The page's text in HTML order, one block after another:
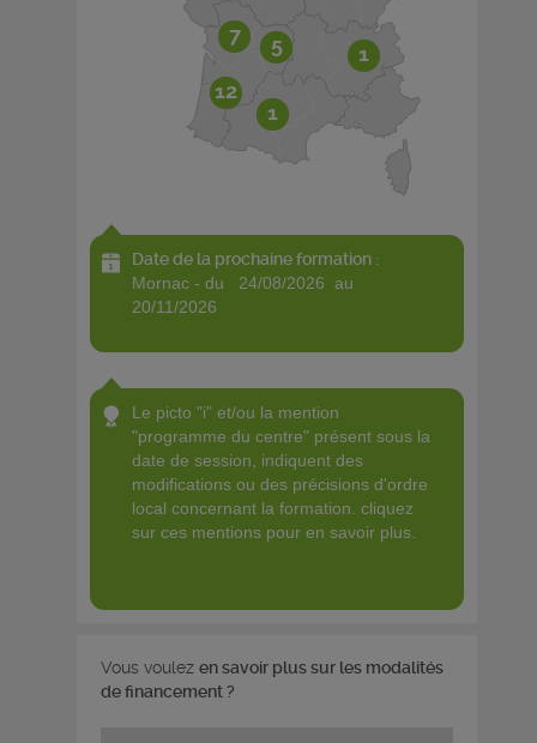
12
5
1
7
1
Date de la prochaine formation :
mornac - du 24/08/2026 au
20/11/2026
le picto "i" et/ou la mention
"programme du centre" présent sous la
date de session, indiquent des
modifications ou des précisions d'ordre
local concernant la formation. cliquez
sur ces mentions pour en savoir plus.
Vous voulez en savoir plus sur les modalités
de financement ?